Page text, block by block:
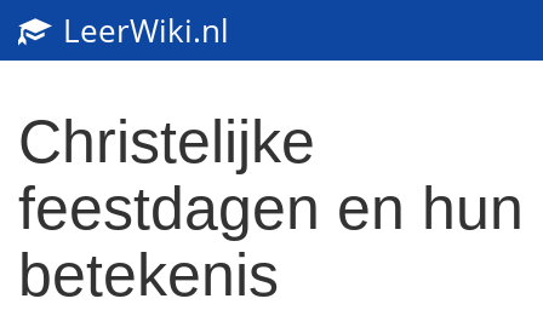
LeerWiki.nl
Christelijke
feestdagen en hun
betekenis